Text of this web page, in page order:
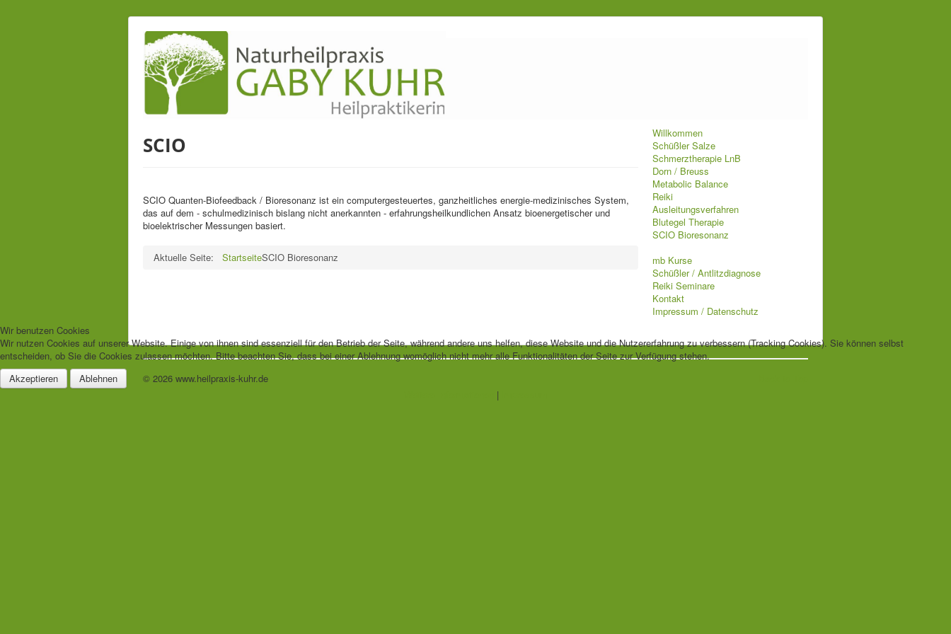
SCIO
SCIO Quanten-Biofeedback / Bioresonanz ist ein computergesteuertes, ganzheitliches energie-medizinisches System,
das auf dem - schulmedizinisch bislang nicht anerkannten - erfahrungsheilkundlichen Ansatz bioenergetischer und
bioelektrischer Messungen basiert.
Aktuelle Seite: StartseiteSCIO Bioresonanz
Willkommen
Schüßler Salze
Schmerztherapie LnB
Dorn / Breuss
Metabolic Balance
Reiki
Ausleitungsverfahren
Blutegel Therapie
SCIO Bioresonanz
mb Kurse
Schüßler / Antlitzdiagnose
Reiki Seminare
Kontakt
Impressum / Datenschutz
© 2026 www.heilpraxis-kuhr.de
Wir benutzen Cookies
Wir nutzen Cookies auf unserer Website. Einige von ihnen sind essenziell für den Betrieb der Seite, während andere uns helfen, diese Website und die Nutzererfahrung zu verbessern (Tracking Cookies). Sie können selbst
entscheiden, ob Sie die Cookies zulassen möchten. Bitte beachten Sie, dass bei einer Ablehnung womöglich nicht mehr alle Funktionalitäten der Seite zur Verfügung stehen.
Akzeptieren
Ablehnen
|